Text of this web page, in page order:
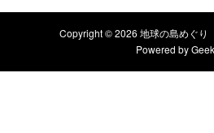
Copyright © 2026 地球の島めぐ
Powered by